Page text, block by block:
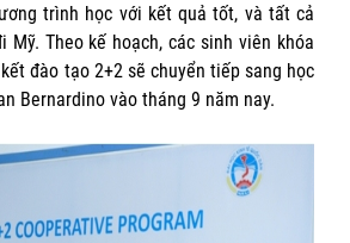
trình học với kết quả tốt, và tất cả
Mỹ. Theo kế hoạch, các sinh viên khóa
đào tạo 2+2 sẽ chuyển tiếp sang học
Bernardino vào tháng 9 năm nay.